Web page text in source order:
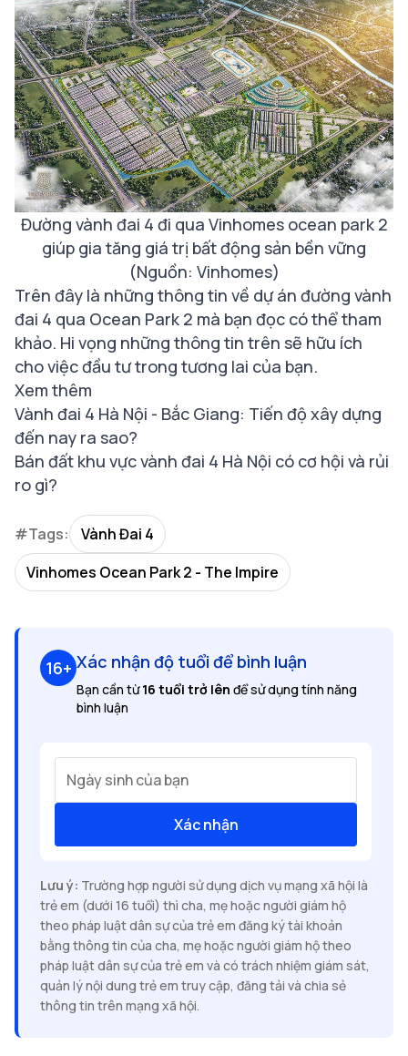
Đường vành đai 4 đi qua Vinhomes ocean park 2
giúp gia tăng giá trị bất động sản bền vững
(Nguồn: Vinhomes)
Trên đây là những thông tin về dự án đường vành
đai 4 qua Ocean Park 2 mà bạn đọc có thể tham
khảo. Hi vọng những thông tin trên sẽ hữu ích
cho việc đầu tư trong tương lai của bạn.
Xem thêm
Vành đai 4 Hà Nội - Bắc Giang: Tiến độ xây dựng
đến nay ra sao?
Bán đất khu vực vành đai 4 Hà Nội có cơ hội và rủi
ro gì?
#Tags:
Vành Đai 4
Vinhomes Ocean Park 2 - The Impire
16+ Xác nhận độ tuổi để bình luận
Bạn cần từ16 tuổi trở lên để sử dụng tính năng
bình luận
Ngày sinh của bạn
Xác nhận
Lưu ý: Trường hợp người sử dụng dịch vụ mạng xã hội là
trẻ em (dưới 16 tuổi) thì cha, mẹ hoặc người giám hộ
theo pháp luật dân sự của trẻ em đăng ký tài khoản
bằng thông tin của cha, mẹ hoặc người giám hộ theo
pháp luật dân sự của trẻ em và có trách nhiệm giám sát,
quản lý nội dung trẻ em truy cập, đăng tải và chia sẻ
thông tin trên mạng xã hội.